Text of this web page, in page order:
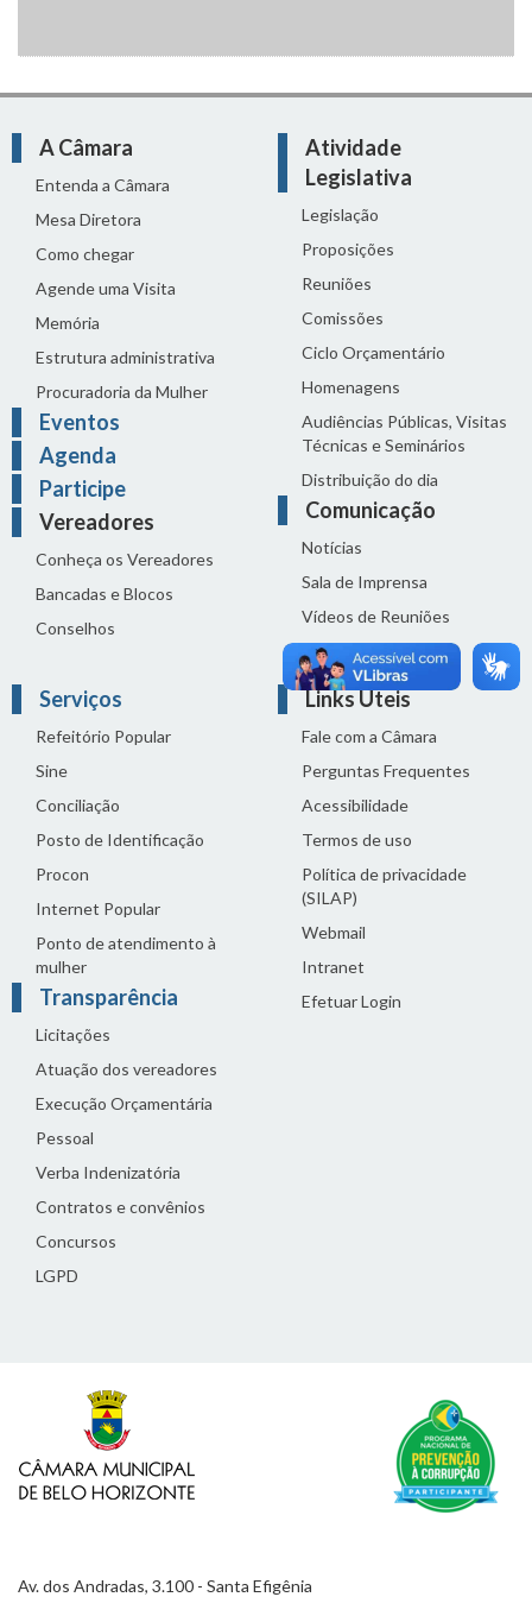
A Câmara
Entenda a Câmara
Mesa Diretora
Como chegar
Agende uma Visita
Memória
Estrutura administrativa
Procuradoria da Mulher
Eventos
Agenda
Participe
Vereadores
Conheça os Vereadores
Bancadas e Blocos
Conselhos
Atividade
Legislativa
Legislação
Proposições
Reuniões
Comissões
Ciclo Orçamentário
Homenagens
Audiências Públicas, Visitas
Técnicas e Seminários
Distribuição do dia
Comunicação
Notícias
Sala de Imprensa
Vídeos de Reuniões
Solenidades
Serviços
Refeitório Popular
Sine
Conciliação
Posto de Identificação
Procon
Internet Popular
Ponto de atendimento à
mulher
Transparência
Licitações
Atuação dos vereadores
Execução Orçamentária
Pessoal
Verba Indenizatória
Contratos e convênios
Concursos
LGPD
Links Úteis
Fale com a Câmara
Perguntas Frequentes
Acessibilidade
Termos de uso
Política de privacidade
(SILAP)
Webmail
Intranet
Efetuar Login
Av. dos Andradas, 3.100 - Santa Efigênia